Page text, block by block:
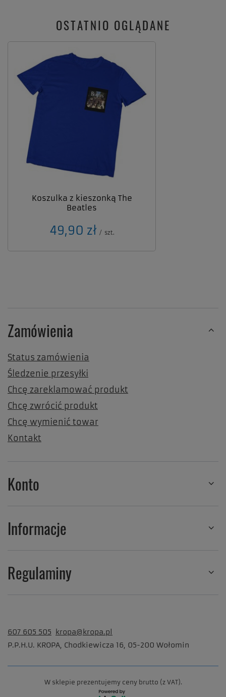
OSTATNIO OGLĄDANE
Koszulka z kieszonką The
Beatles
49,90 zł / szt.
Zamówienia
Status zamówienia
Śledzenie przesyłki
Chcę zareklamować produkt
Chcę zwrócić produkt
Chcę wymienić towar
Kontakt
Konto
Informacje
Regulaminy
607 605 505 kropa@kropa.pl
P.P.H.U. KROPA, Chodkiewicza 16, 05-200 Wołomin
W sklepie prezentujemy ceny brutto (z VAT).